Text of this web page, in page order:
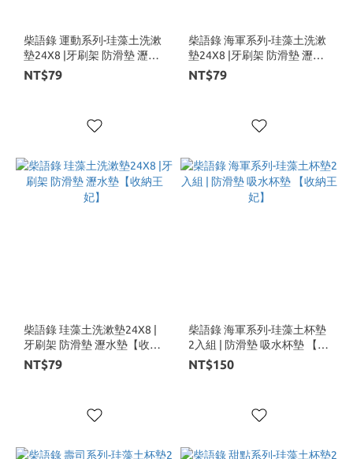
柴語錄 運動系列-珪藻土洗漱
墊24X8 |牙刷架 防滑墊 瀝水
墊【收納王妃】
NT$79
柴語錄 海軍系列-珪藻土洗漱
墊24X8 |牙刷架 防滑墊 瀝水
墊【收納王妃】
NT$79
柴語錄 珪藻土洗漱墊24X8 |
牙刷架 防滑墊 瀝水墊【收納
王妃】
NT$79
柴語錄 海軍系列-珪藻土杯墊
2入組 | 防滑墊 吸水杯墊 【收
納王妃】
NT$150